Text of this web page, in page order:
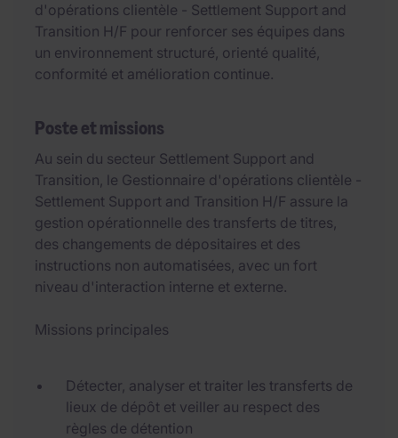
d'opérations clientèle - Settlement Support and
Transition H/F pour renforcer ses équipes dans
un environnement structuré, orienté qualité,
conformité et amélioration continue.
Poste et missions
Au sein du secteur Settlement Support and
Transition, le Gestionnaire d'opérations clientèle -
Settlement Support and Transition H/F assure la
gestion opérationnelle des transferts de titres,
des changements de dépositaires et des
instructions non automatisées, avec un fort
niveau d'interaction interne et externe.
Missions principales
Détecter, analyser et traiter les transferts de
lieux de dépôt et veiller au respect des
règles de détention